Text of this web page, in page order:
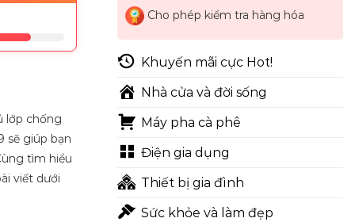
lớp chống
sẽ giúp bạn
tìm hiểu
viết dưới
Cho phép kiểm tra hàng hóa
Khuyến mãi cực Hot!
Nhà cửa và đời sống
Máy pha cà phê
Điện gia dụng
Thiết bị gia đình
Sức khỏe và làm đẹp